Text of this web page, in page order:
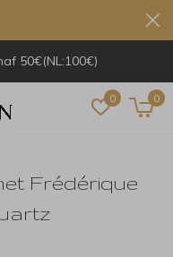
0 0
50€(NL:100€)
Frédérique